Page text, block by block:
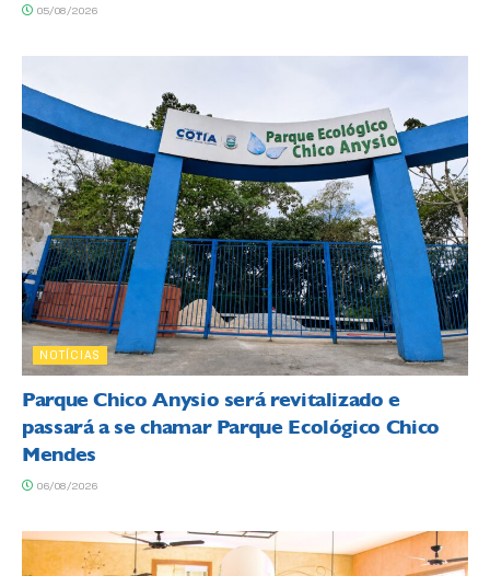
05/08/2026
NOTÍCIAS
Parque Chico Anysio será revitalizado e
passará a se chamar Parque Ecológico Chico
Mendes
06/08/2026